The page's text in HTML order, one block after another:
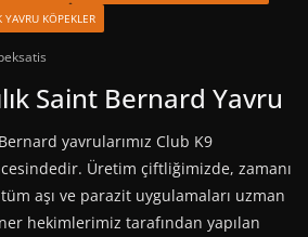
YAVRU KÖPEKLER
Saint Bernard Yavru
yavrularımız Club K9
Üretim çiftliğimizde, zamanı
aşı ve parazit uygulamaları uzman
hekimlerimiz tarafından yapılan